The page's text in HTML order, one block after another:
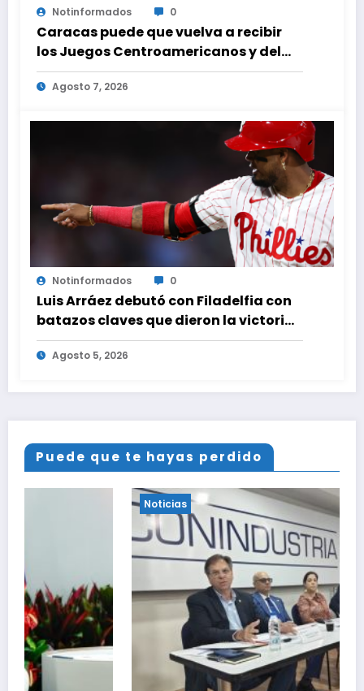
Notinformados 0
Caracas puede que vuelva a recibir
los Juegos Centroamericanos y del
Caribe tras mas de 70 años
Agosto 7, 2026
Notinformados 0
Luis Arráez debutó con Filadelfia con
batazos claves que dieron la victoria
ante Nacionales
Agosto 5, 2026
Puede que te hayas perdido